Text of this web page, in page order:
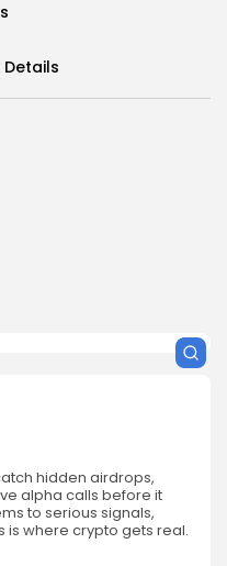
hidden airdrops,
alpha calls before it
to serious signals,
is where crypto gets real.